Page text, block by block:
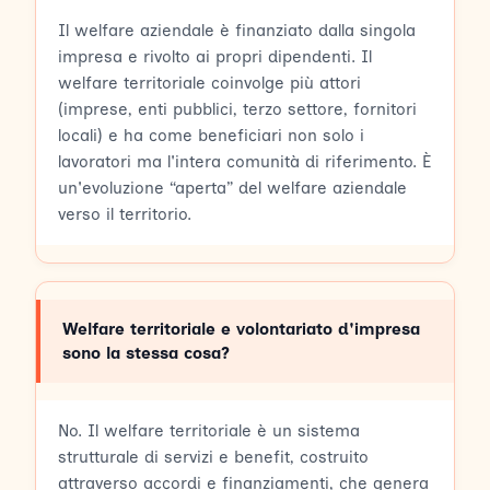
Il welfare aziendale è finanziato dalla singola
impresa e rivolto ai propri dipendenti. Il
welfare territoriale coinvolge più attori
(imprese, enti pubblici, terzo settore, fornitori
locali) e ha come beneficiari non solo i
lavoratori ma l'intera comunità di riferimento. È
un'evoluzione “aperta” del welfare aziendale
verso il territorio.
Welfare territoriale e volontariato d'impresa
sono la stessa cosa?
No. Il welfare territoriale è un sistema
strutturale di servizi e benefit, costruito
attraverso accordi e finanziamenti, che genera